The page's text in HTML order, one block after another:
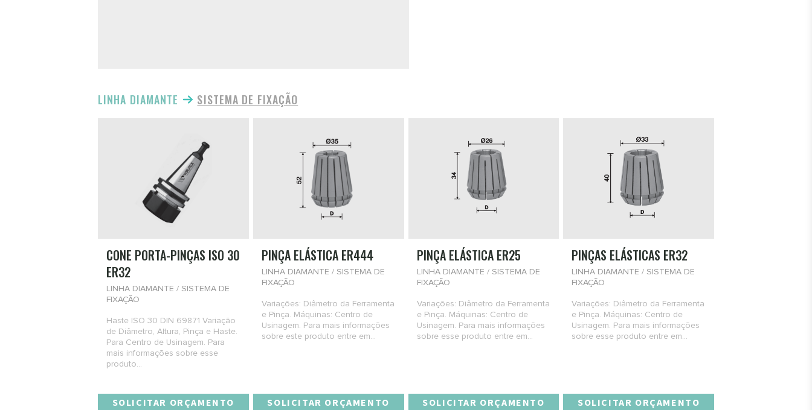
LINHA DIAMANTE SISTEMA DE FIXAÇÃO
CONE PORTA-PINÇAS ISO 30
ER32
LINHA DIAMANTE / SISTEMA DE
FIXAÇÃO
Haste ISO 30 DIN 69871 Variação
de Diâmetro, Altura, Pinça e Haste.
Para Centro de Usinagem. Para
mais informações sobre esse
produto...
SOLICITAR ORÇAMENTO
PINÇA ELÁSTICA ER444
LINHA DIAMANTE / SISTEMA DE
FIXAÇÃO
Variações: Diâmetro da Ferramenta
e Pinça. Máquinas: Centro de
Usinagem. Para mais informações
sobre este produto entre em...
SOLICITAR ORÇAMENTO
PINÇA ELÁSTICA ER25
LINHA DIAMANTE / SISTEMA DE
FIXAÇÃO
Variações: Diâmetro da Ferramenta
e Pinça. Máquinas: Centro de
Usinagem. Para mais informações
sobre esse produto entre em...
SOLICITAR ORÇAMENTO
PINÇAS ELÁSTICAS ER32
LINHA DIAMANTE / SISTEMA DE
FIXAÇÃO
Variações: Diâmetro da Ferramenta
e Pinça. Máquinas: Centro de
Usinagem. Para mais informações
sobre esse produto entre em...
SOLICITAR ORÇAMENTO